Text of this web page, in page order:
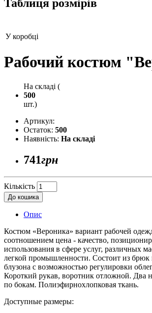
Таблиця розмірів
У коробці
Рабочий костюм
На складі (
500
шт.)
Артикул:
Остаток: 500
Наявність: На складі
741грн
Кількість
До кошика
Опис
Костюм «Вероника» вариант рабочей
соотношением цена - качество,
использования в сфере услуг, различных
легкой промышленности. Состоит из брюк
блузона с возможностью регулировки
Короткий рукав, воротник отложной. Два
по бокам. Полиэфирнохлопковая ткань.
Доступные размеры: